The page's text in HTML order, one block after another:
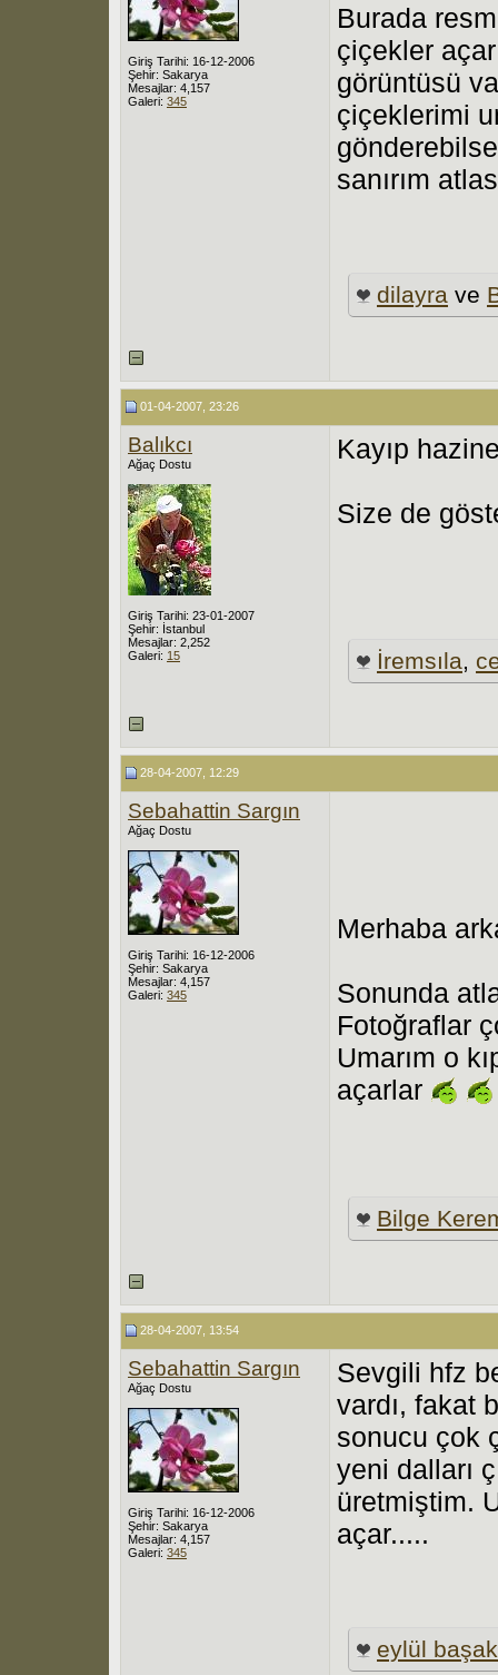
Giriş Tarihi: 16-12-2006
Şehir: Sakarya
Mesajlar: 4,157
Galeri: 345
Burada
çiçekler
görüntüsü
çiçeklerimi
sanırım
dilayra ve
01-04-2007, 23:26
Balıkcı
Ağaç Dostu
Giriş Tarihi: 23-01-2007
Şehir: İstanbul
Mesajlar: 2,252
Galeri: 15
Kayıp
Size de
İremsıla,
28-04-2007, 12:29
Sebahattin Sargın
Ağaç Dostu
Giriş Tarihi: 16-12-2006
Şehir: Sakarya
Mesajlar: 4,157
Galeri: 345
Merhaba
Sonunda
Fotoğraflar
Umarım o
açarlar
Bilge
28-04-2007, 13:54
Sebahattin Sargın
Ağaç Dostu
Giriş Tarihi: 16-12-2006
Şehir: Sakarya
Mesajlar: 4,157
Galeri: 345
Sevgili hfz
vardı, fakat
sonucu çok
yeni dalları
üretmiştim.
açar.....
eylül başak